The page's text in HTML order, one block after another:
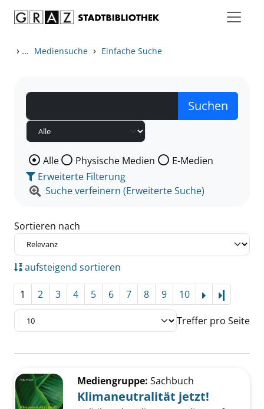
› ... Mediensuche › Einfache Suche
Wählen Sie die Medienart nach der Sie suchen wollen.
Alle Physische Medien
E-Medien
Erweiterte Filterung
Suche verfeinern (Erweiterte Suche)
Sortieren nach
aufsteigend sortieren
1 2 3 4 5 6 7 8 9 10
Treffer pro Seite
Zu den Suchfiltern springen
Mediengruppe: Sachbuch
Klimaneutralität jetzt!